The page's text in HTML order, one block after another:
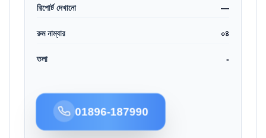
রিপোর্ট দেখানো —
রুম নাম্বার ০৪
তলা -
01896-187990